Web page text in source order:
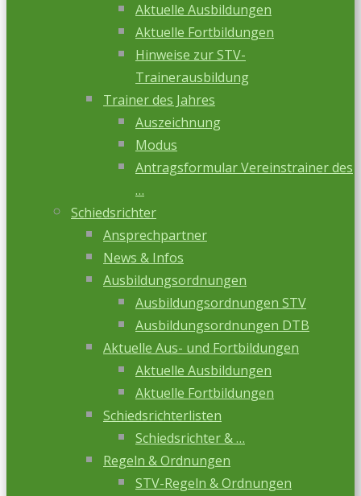
Aktuelle Ausbildungen
Aktuelle Fortbildungen
Hinweise zur STV-
Trainerausbildung
Trainer des Jahres
Auszeichnung
Modus
Antragsformular Vereinstrainer des
…
Schiedsrichter
Ansprechpartner
News & Infos
Ausbildungsordnungen
Ausbildungsordnungen STV
Ausbildungsordnungen DTB
Aktuelle Aus- und Fortbildungen
Aktuelle Ausbildungen
Aktuelle Fortbildungen
Schiedsrichterlisten
Schiedsrichter & …
Regeln & Ordnungen
STV-Regeln & Ordnungen